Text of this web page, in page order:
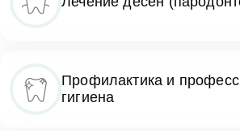
Профилактика и
гигиена